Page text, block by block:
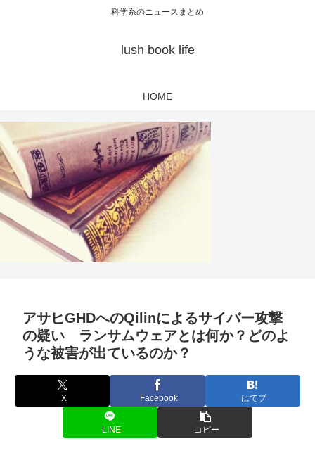
科学系のニュースまとめ
lush book life
HOME
アサヒGHDへのQilinによるサイバー攻撃
の疑い ランサムウェアとは何か？どのよ
うな被害が出ているのか？
X Facebook はてブ
LINE コピー